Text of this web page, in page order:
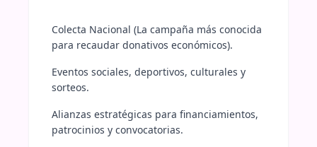
Colecta Nacional (La campaña más conocida
para recaudar donativos económicos).
Eventos sociales, deportivos, culturales y
sorteos.
Alianzas estratégicas para financiamientos,
patrocinios y convocatorias.